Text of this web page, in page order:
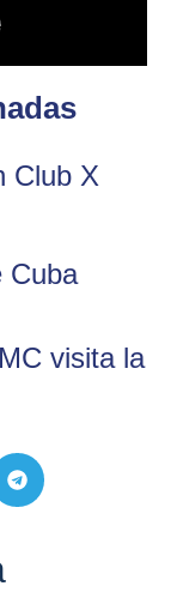
Club X
Cuba
visita la